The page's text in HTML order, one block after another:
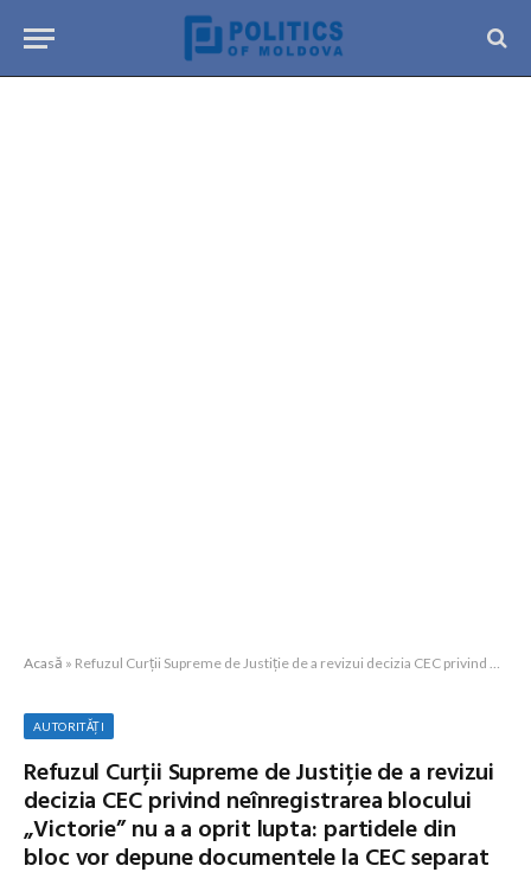
Acasă » Refuzul Curții Supreme de Justiție de a revizui decizia CEC privind neînregistrarea blocului „Victorie” nu a a oprit lupta: partidele din bloc vor depune documentele la CEC separat
AUTORITĂȚI
Refuzul Curții Supreme de Justiție de a revizui
decizia CEC privind neînregistrarea blocului
„Victorie” nu a a oprit lupta: partidele din
bloc vor depune documentele la CEC separat